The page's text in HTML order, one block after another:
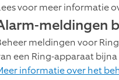
voor meer informatie
meldingen
meldingen voor
een Ring-apparaat
informatie over het